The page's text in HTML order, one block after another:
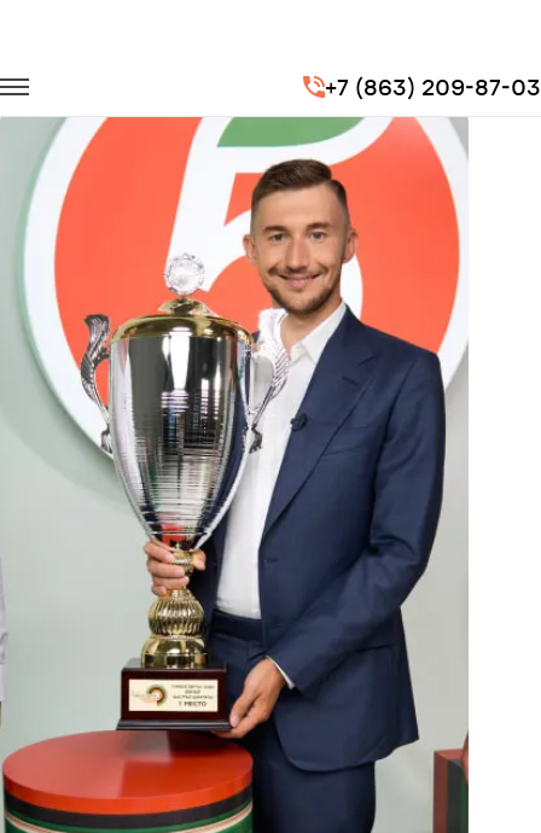
+7 (863) 209-87-03
Транспорт на мероприятия
БОЛЬШАЯ СПАРТАКИАДА «ПЯТЁРОЧКИ»